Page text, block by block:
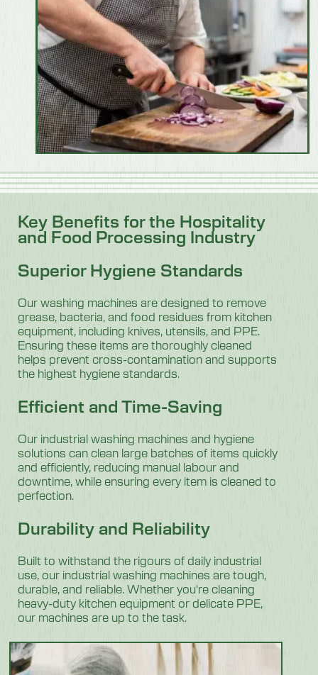
Key Benefits for the Hospitality
and Food Processing Industry
Superior Hygiene Standards
Our washing machines are designed to remove
grease, bacteria, and food residues from kitchen
equipment, including knives, utensils, and PPE.
Ensuring these items are thoroughly cleaned
helps prevent cross-contamination and supports
the highest hygiene standards.
Efficient and Time-Saving
Our industrial washing machines and hygiene
solutions can clean large batches of items quickly
and efficiently, reducing manual labour and
downtime, while ensuring every item is cleaned to
perfection.
Durability and Reliability
Built to withstand the rigours of daily industrial
use, our industrial washing machines are tough,
durable, and reliable. Whether you're cleaning
heavy-duty kitchen equipment or delicate PPE,
our machines are up to the task.